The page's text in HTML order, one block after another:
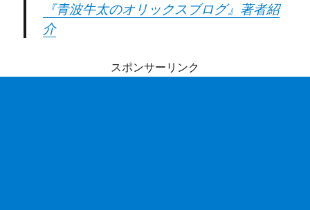
『青波牛太のオリックスブログ』著者紹
介
スポンサーリンク